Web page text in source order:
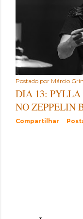
Postado por Márcio
DIA 13: PYLLA
NO ZEPPELIN
Compartilhar